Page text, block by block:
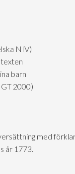
NIV)
barn
2000)
med
år 1773.